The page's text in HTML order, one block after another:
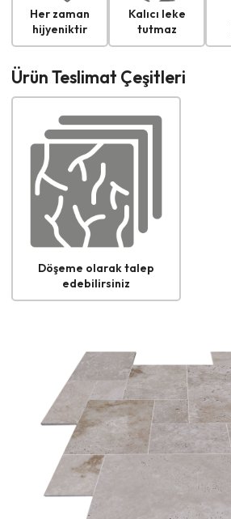
Her zaman
hijyeniktir
Kalıcı leke
tutmaz
Ürün Teslimat Çeşitleri
Döşeme olarak talep
edebilirsiniz